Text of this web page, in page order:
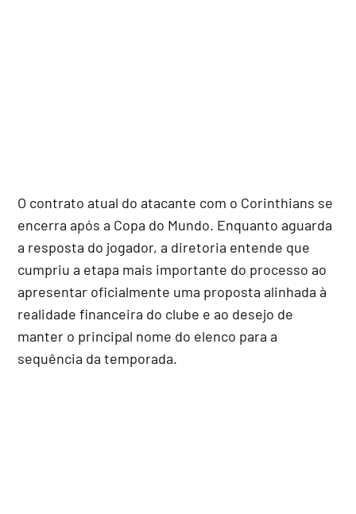
O contrato atual do atacante com o Corinthians se
encerra após a Copa do Mundo. Enquanto aguarda
a resposta do jogador, a diretoria entende que
cumpriu a etapa mais importante do processo ao
apresentar oficialmente uma proposta alinhada à
realidade financeira do clube e ao desejo de
manter o principal nome do elenco para a
sequência da temporada.